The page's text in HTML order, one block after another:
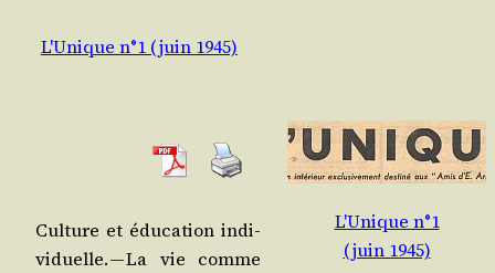
L'Unique n°1 (juin 1945)
Culture et édu­ca­tion indi­
vi­duelle. — La vie comme
L'Unique n°1
(juin 1945)